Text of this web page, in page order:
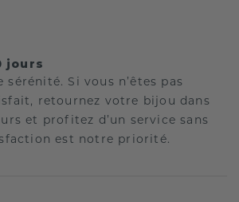
jours
Si vous n’êtes pas
retournez votre bijou dans
et profitez d’un service sans
est notre priorité.